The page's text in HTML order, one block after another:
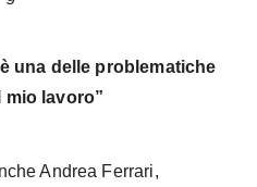
una delle problematiche
lavoro”
Andrea Ferrari,